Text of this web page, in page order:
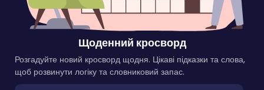
Щоденний кросворд
Розгадуйте новий кросворд щодня. Цікаві підказки та слова,
щоб розвинути логіку та словниковий запас.